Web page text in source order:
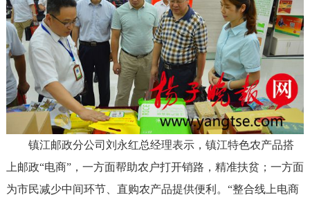
镇江邮政分公司刘永红总经理表示，镇江特色农产品搭
上邮政“电商”，一方面帮助农户打开销路，精准扶贫；一方面
为市民减少中间环节、直购农产品提供便利。“整合线上电商